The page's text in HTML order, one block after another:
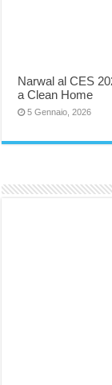
Narwal al CES
a Clean Home
5 Gennaio, 2026